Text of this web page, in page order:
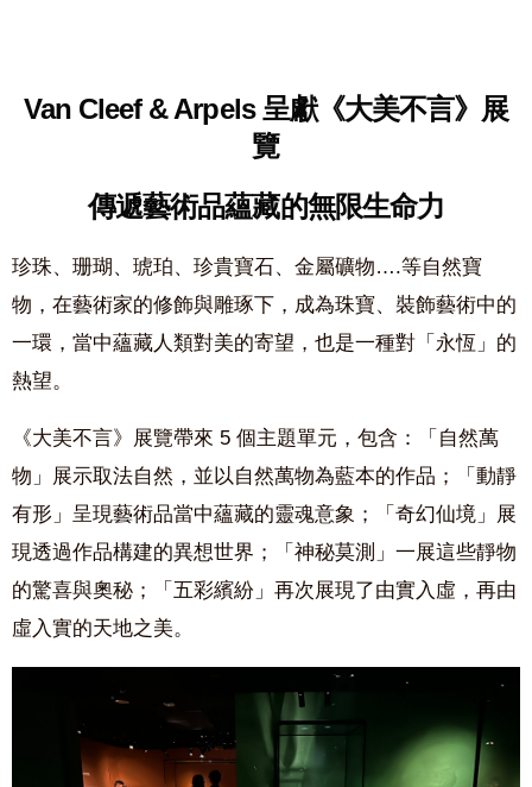
Van Cleef & Arpels 呈獻《大美不言》展
覽
傳遞藝術品蘊藏的無限生命力
珍珠、珊瑚、琥珀、珍貴寶石、金屬礦物….等自然寶
物，在藝術家的修飾與雕琢下，成為珠寶、裝飾藝術中的
一環，當中蘊藏人類對美的寄望，也是一種對「永恆」的
熱望。
《大美不言》展覽帶來 5 個主題單元，包含：「自然萬
物」展示取法自然，並以自然萬物為藍本的作品；「動靜
有形」呈現藝術品當中蘊藏的靈魂意象；「奇幻仙境」展
現透過作品構建的異想世界；「神秘莫測」一展這些靜物
的驚喜與奧秘；「五彩繽紛」再次展現了由實入虛，再由
虛入實的天地之美。